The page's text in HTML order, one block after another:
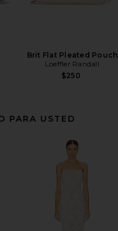
Brit Flat Pleated Pouch
Loeffler Randall
$250
PARA USTED